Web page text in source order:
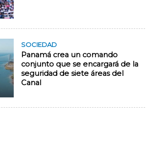
SOCIEDAD
Panamá crea un comando
conjunto que se encargará de la
seguridad de siete áreas del
Canal